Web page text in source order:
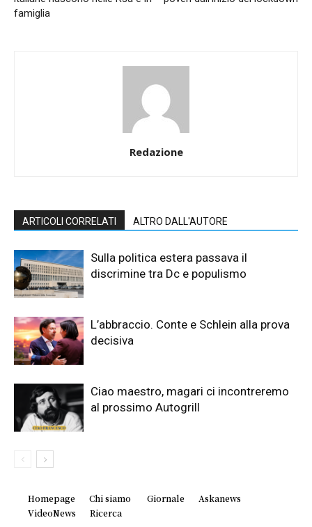
famiglia
Redazione
ARTICOLI CORRELATI ALTRO DALL'AUTORE
Sulla politica estera passava il
discrimine tra Dc e populismo
L’abbraccio. Conte e Schlein alla prova
decisiva
Ciao maestro, magari ci incontreremo
al prossimo Autogrill
Homepage Chi siamo Giornale
Askanews
VideoNews
Ricerca